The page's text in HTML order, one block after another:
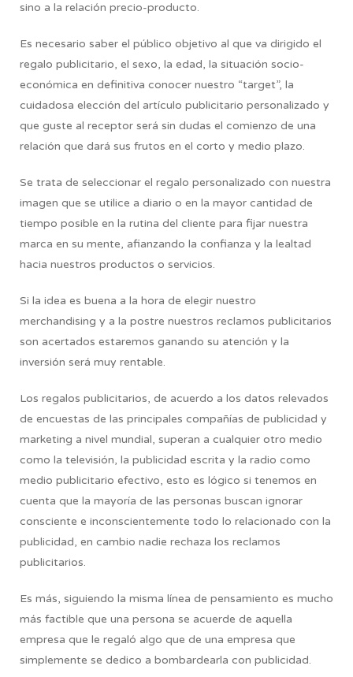
sino a la relación precio-producto.
Es necesario saber el público objetivo al que va dirigido el
regalo publicitario, el sexo, la edad, la situación socio-
económica en definitiva conocer nuestro “target”, la
cuidadosa elección del artículo publicitario personalizado y
que guste al receptor será sin dudas el comienzo de una
relación que dará sus frutos en el corto y medio plazo.
Se trata de seleccionar el regalo personalizado con nuestra
imagen que se utilice a diario o en la mayor cantidad de
tiempo posible en la rutina del cliente para fijar nuestra
marca en su mente, afianzando la confianza y la lealtad
hacia nuestros productos o servicios.
Si la idea es buena a la hora de elegir nuestro
merchandising y a la postre nuestros reclamos publicitarios
son acertados estaremos ganando su atención y la
inversión será muy rentable.
Los regalos publicitarios, de acuerdo a los datos relevados
de encuestas de las principales compañías de publicidad y
marketing a nivel mundial, superan a cualquier otro medio
como la televisión, la publicidad escrita y la radio como
medio publicitario efectivo, esto es lógico si tenemos en
cuenta que la mayoría de las personas buscan ignorar
consciente e inconscientemente todo lo relacionado con la
publicidad, en cambio nadie rechaza los reclamos
publicitarios.
Es más, siguiendo la misma línea de pensamiento es mucho
más factible que una persona se acuerde de aquella
empresa que le regaló algo que de una empresa que
simplemente se dedico a bombardearla con publicidad.